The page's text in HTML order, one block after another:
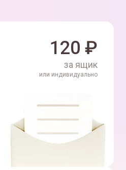
120 ₽
за ящик
или индивидуально